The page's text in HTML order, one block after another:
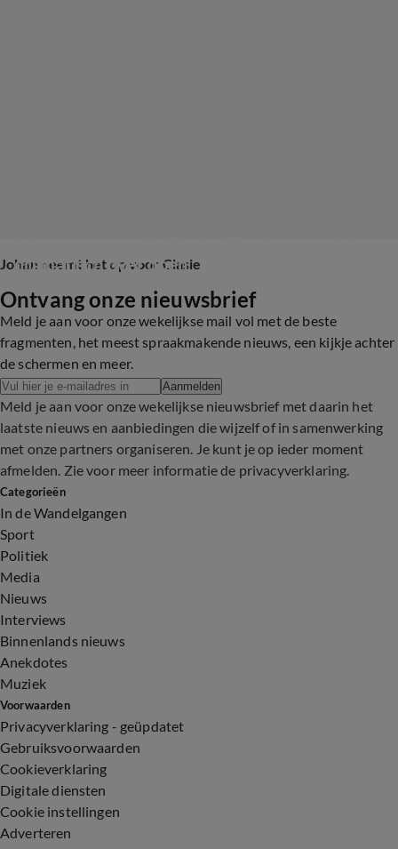
Johan neemt het op voor Clasie
3:47
dramatisch over doen'
Ontvang onze nieuwsbrief
Meld je aan voor onze wekelijkse mail vol met de beste
fragmenten, het meest spraakmakende nieuws, een kijkje achter
de schermen en meer.
Aanmelden
Meld je aan voor onze wekelijkse nieuwsbrief met daarin het
laatste nieuws en aanbiedingen die wijzelf of in samenwerking
met onze partners organiseren. Je kunt je op ieder moment
afmelden. Zie voor meer informatie de privacyverklaring.
Categorieën
In de Wandelgangen
Sport
Politiek
Media
Nieuws
Interviews
Binnenlands nieuws
Anekdotes
Muziek
Voorwaarden
Privacyverklaring - geüpdatet
Gebruiksvoorwaarden
Cookieverklaring
Digitale diensten
Cookie instellingen
Adverteren